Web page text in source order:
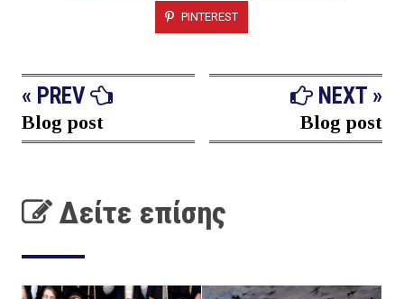
PINTEREST
« PREV
Blog post
NEXT »
Blog post
Δείτε επίσης